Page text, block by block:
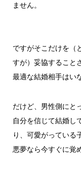
ません。
ですがそこだけを（
すが）妥協すること
最適な結婚相手はい
だけど、男性側にと
自分を信じて結婚し
り、可愛がっている
悪夢なら今すぐに覚